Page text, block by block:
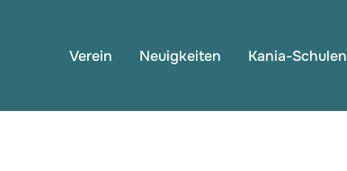
Verein Neuigkeiten Kania-Schulen